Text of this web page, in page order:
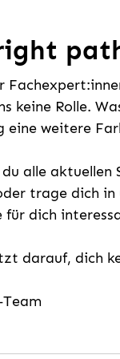
keine Rolle.
eine weitere
alle
trage dich in
für dich
darauf, dich